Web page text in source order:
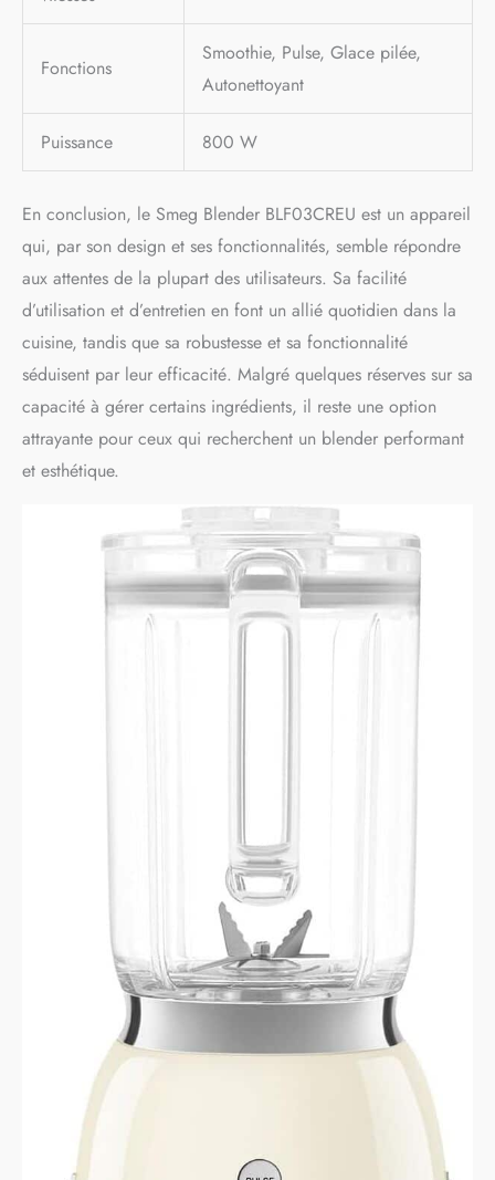
Fonctions
Smoothie, Pulse, Glace pilée,
Autonettoyant
Puissance 800 W
En conclusion, le Smeg Blender BLF03CREU est un appareil
qui, par son design et ses fonctionnalités, semble répondre
aux attentes de la plupart des utilisateurs. Sa facilité
d’utilisation et d’entretien en font un allié quotidien dans la
cuisine, tandis que sa robustesse et sa fonctionnalité
séduisent par leur efficacité. Malgré quelques réserves sur sa
capacité à gérer certains ingrédients, il reste une option
attrayante pour ceux qui recherchent un blender performant
et esthétique.